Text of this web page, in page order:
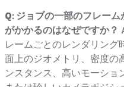
Q: ジョブの一部のフレー
がかかるのはなぜですか？
レームごとのレンダリン
面上のジオメトリ、密度の
ンスタンス、高いモーショ